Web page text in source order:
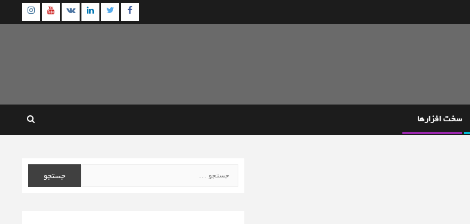
Facebook
Twitter
Linkedin
VK
سخت افزارها
برای: